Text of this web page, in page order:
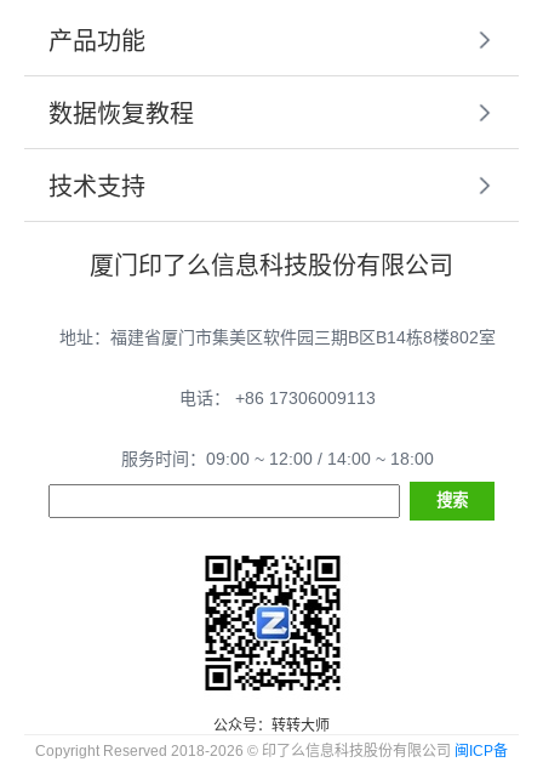
产品功能
数据恢复教程
技术支持
厦门印了么信息科技股份有限公司
地址：福建省厦门市集美区软件园三期B区B14栋8楼802室
电话： +86 17306009113
服务时间：09:00 ~ 12:00 / 14:00 ~ 18:00
公众号：转转大师
Copyright Reserved 2018-2026 © 印了么信息科技股份有限公司 闽ICP备